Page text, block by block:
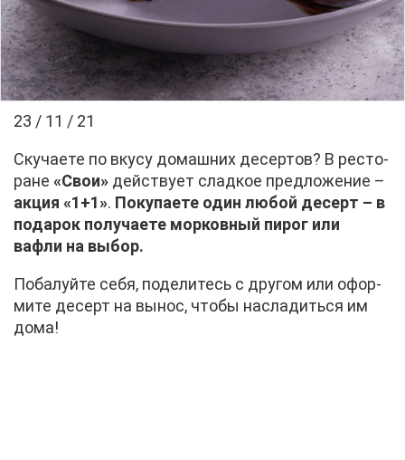
23 / 11 / 21
Ску­ча­е­те по вку­су до­маш­них де­сер­тов? В ре­сто­
ране «Свои» дей­ству­ет слад­кое пред­ло­же­ние –
ак­ция «1+1». По­ку­па­е­те один лю­бой де­серт – в
по­да­рок по­лу­ча­е­те мор­ков­ный пи­рог или
вафли на вы­бор.
По­ба­луй­те се­бя, по­де­ли­тесь с дру­гом или офор­
ми­те де­серт на вы­нос, что­бы на­сла­дить­ся им
до­ма!